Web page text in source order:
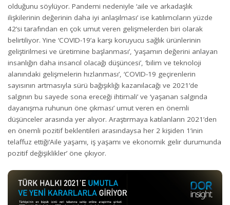
olduğunu söylüyor. Pandemi nedeniyle ‘aile ve arkadaşlık
ilişkilerinin değerinin daha iyi anlaşılması’ ise katılımcıların yüzde
42’si tarafından en çok umut veren gelişmelerden biri olarak
belirtiliyor. Yine ‘COVID-19’a karşı koruyucu sağlık ürünlerinin
geliştirilmesi ve üretimine başlanması’, ‘yaşamın değerini anlayan
insanlığın daha insancıl olacağı düşüncesi’, ‘bilim ve teknoloji
alanındaki gelişmelerin hızlanması’, ‘COVID-19 geçirenlerin
sayısının artmasıyla sürü bağışıklığı kazanılacağı ve 2021’de
salgının bu sayede sona ereceği ihtimali’ ve ‘yaşanan salgında
dayanışma ruhunun öne çıkması’ umut veren en önemli
düşünceler arasında yer alıyor. Araştırmaya katılanların 2021’den
en önemli pozitif beklentileri arasındaysa her 2 kişiden 1’inin
telaffuz ettiği‘Aile yaşamı, iş yaşamı ve ekonomik gelir durumunda
pozitif değişiklikler’ öne çıkıyor.